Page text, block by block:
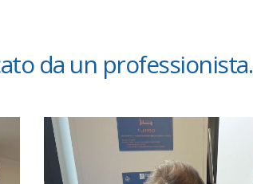
da un professionista.